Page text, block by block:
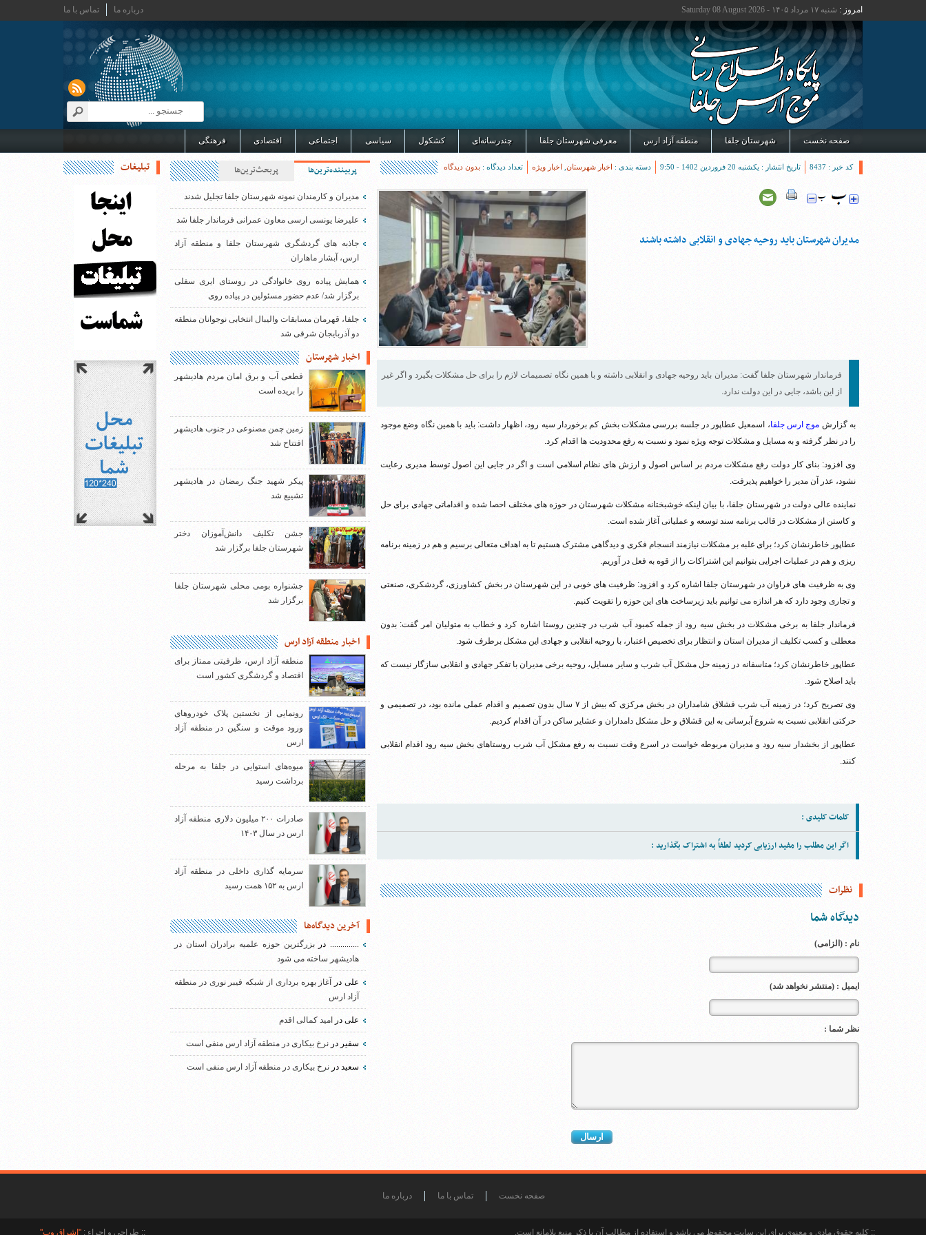
امروز : شنبه ۱۷ مرداد ۱۴۰۵ - Saturday 08 August 2026 تماس با ما درباره ما
صفحه نخست شهرستان جلفا منطقه آزاد ارس معرفی شهرستان جلفا چندرسانه‌ای کشکول سیاسی اجتماعی اقتصادی فرهنگی
کد خبر : 8437 تاریخ انتشار : یکشنبه 20 فروردین 1402 - 9:50 دسته بندی : اخبار شهرستان اخبار ویژه تعداد دیدگاه : بدون دیدگاه
مدیران شهرستان باید روحیه جهادی و انقلابی داشته باشند
فرماندار شهرستان جلفا گفت: مدیران باید روحیه جهادی و انقلابی داشته و با همین نگاه تصمیمات لازم را برای حل مشکلات بگیرد و اگر غیر
از این باشد، جایی در این دولت ندارد.
به گزارش موج ارس جلفا، اسمعیل عطاپور در جلسه بررسی مشکلات بخش کم برخوردار سیه رود، اظهار داشت: باید با همین نگاه وضع موجود
را در نظر گرفته و به مسایل و مشکلات توجه ویژه نمود و نسبت به رفع محدودیت ها اقدام کرد.
وی افزود: بنای کار دولت رفع مشکلات مردم بر اساس اصول و ارزش های نظام اسلامی است و اگر در جایی این اصول توسط مدیری رعایت
نشود، عذر آن مدیر را خواهیم پذیرفت.
نماینده عالی دولت در شهرستان جلفا، با بیان اینکه خوشبختانه مشکلات شهرستان در حوزه های مختلف احصا شده و اقداماتی جهادی برای حل
و کاستن از مشکلات در قالب برنامه سند توسعه و عملیاتی آغاز شده است.
عطاپور خاطرنشان کرد؛ برای غلبه بر مشکلات نیازمند انسجام فکری و دیدگاهی مشترک هستیم تا به اهداف متعالی برسیم و هم در زمینه برنامه
ریزی و هم در عملیات اجرایی بتوانیم این اشتراکات را از قوه به فعل در آوریم.
وی به ظرفیت های فراوان در شهرستان جلفا اشاره کرد و افزود: ظرفیت های خوبی در این شهرستان در بخش کشاورزی، گردشکری، صنعتی
و تجاری وجود دارد که هر اندازه می توانیم باید زیرساخت های این حوزه را تقویت کنیم.
فرماندار جلفا به برخی مشکلات در بخش سیه رود از جمله کمبود آب شرب در چندین روستا اشاره کرد و خطاب به متولیان امر گفت: بدون
معطلی و کسب تکلیف از مدیران استان و انتظار برای تخصیص اعتبار، با روحیه انقلابی و جهادی این مشکل برطرف شود.
عطاپور خاطرنشان کرد؛ متاسفانه در زمینه حل مشکل آب شرب و سایر مسایل، روحیه برخی مدیران با تفکر جهادی و انقلابی سازگار نیست که
باید اصلاح شود.
وی تصریح کرد؛ در زمینه آب شرب قشلاق شامداران در بخش مرکزی که بیش از ۷ سال بدون تصمیم و اقدام عملی مانده بود، در تصمیمی و
حرکتی انقلابی نسبت به شروع آبرسانی به این قشلاق و حل مشکل دامداران و عشایر ساکن در آن اقدام کردیم.
عطاپور از بخشدار سیه رود و مدیران مربوطه خواست در اسرع وقت نسبت به رفع مشکل آب شرب روستاهای بخش سیه رود اقدام انقلابی
کنند.
کلمات کلیدی :
اگر این مطلب را مفید ارزیابی کردید لطفاً به اشتراک بگذارید :
نظرات
دیدگاه شما
نام : (الزامی)
ایمیل : (منتشر نخواهد شد)
نظر شما :
تبلیغات پربیننده‌ترین‌ها پربحث‌ترین‌ها
مدیران و کارمندان نمونه شهرستان جلفا تجلیل شدند
علیرضا یونسی ارسی معاون عمرانی فرماندار جلفا شد
جاذبه های گردشگری شهرستان جلفا و منطقه آزاد
ارس، آبشار ماهاران
همایش پیاده روی خانوادگی در روستای ایری سفلی
برگزار شد/ عدم حضور مسئولین در پیاده روی
جلفا، قهرمان مسابقات والیبال انتخابی نوجوانان منطقه
دو آذربایجان شرقی شد
اخبار شهرستان
قطعی آب و برق امان مردم هادیشهر
را بریده است
زمین چمن مصنوعی در جنوب هادیشهر
افتتاح شد
پیکر شهید جنگ رمضان در هادیشهر
تشییع شد
جشن تکلیف دانش‌آموزان دختر
شهرستان جلفا برگزار شد
جشنواره بومی محلی شهرستان جلفا
برگزار شد
اخبار منطقه آزاد ارس
منطقه آزاد ارس، ظرفیتی ممتاز برای
اقتصاد و گردشگری کشور است
رونمایی از نخستین پلاک خودروهای
ورود موقت و سنگین در منطقه آزاد
ارس
میوه‌های استوایی در جلفا به مرحله
برداشت رسید
صادرات ۲۰۰ میلیون دلاری منطقه آزاد
ارس در سال ۱۴۰۳
سرمایه گذاری داخلی در منطقه آزاد
ارس به ۱۵۲ همت رسید
آخرین دیدگاه‌ها
.............. دربزرگترین حوزه علمیه برادران استان در
هادیشهر ساخته می شود
علیدر
آغاز بهره برداری از شبکه فیبر نوری در منطقه
آزاد ارس
علی در امید کمالی اقدم
سفیر در نرخ بیکاری در منطقه آزاد ارس منفی است
سعید در نرخ بیکاری در منطقه آزاد ارس منفی است
صفحه نخست تماس با ما درباره ما
:: کلیه حقوق مادی و معنوی برای این سایت محفوظ می باشد و استفاده از مطالب آن با ذکر منبع بلامانع است. :: طراحی و اجراء :"اشراق وب"